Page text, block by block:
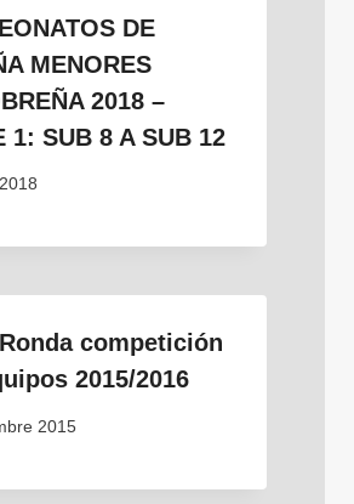
DE
MENORES
2018 –
1: SUB 8 A SUB 12
competición
2015/2016
2015